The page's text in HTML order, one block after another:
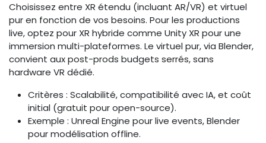
Choisissez entre XR étendu (incluant AR/VR) et virtuel
pur en fonction de vos besoins. Pour les productions
live, optez pour XR hybride comme Unity XR pour une
immersion multi-plateformes. Le virtuel pur, via Blender,
convient aux post-prods budgets serrés, sans
hardware VR dédié.
Critères : Scalabilité, compatibilité avec IA, et coût
initial (gratuit pour open-source).
Exemple : Unreal Engine pour live events, Blender
pour modélisation offline.